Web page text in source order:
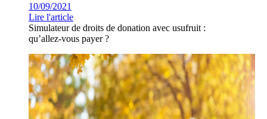
10/09/2021
Lire l'article
Simulateur de droits de donation avec usufruit :
qu’allez-vous payer ?